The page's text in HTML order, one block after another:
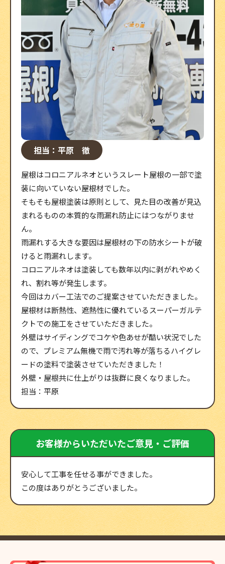
担当：平原 徹
屋根はコロニアルネオというスレート屋根の一部で塗
装に向いていない屋根材でした。
そもそも屋根塗装は原則として、見た目の改善が見込
まれるものの本質的な雨漏れ防止にはつながりませ
ん。
雨漏れする大きな要因は屋根材の下の防水シートが破
けると雨漏れします。
コロニアルネオは塗装しても数年以内に剥がれやめく
れ、割れ等が発生します。
今回はカバー工法でのご提案させていただきました。
屋根材は断熱性、遮熱性に優れているスーパーガルテ
クトでの施工をさせていただきました。
外壁はサイディングでコケや色あせが酷い状況でした
ので、プレミアム無機で雨で汚れ等が落ちるハイグレ
ードの塗料で塗装させていただきました！
外壁・屋根共に仕上がりは抜群に良くなりました。
担当：平原
お客様からいただいたご意見・ご評価
安心して工事を任せる事ができました。
この度はありがとうございました。